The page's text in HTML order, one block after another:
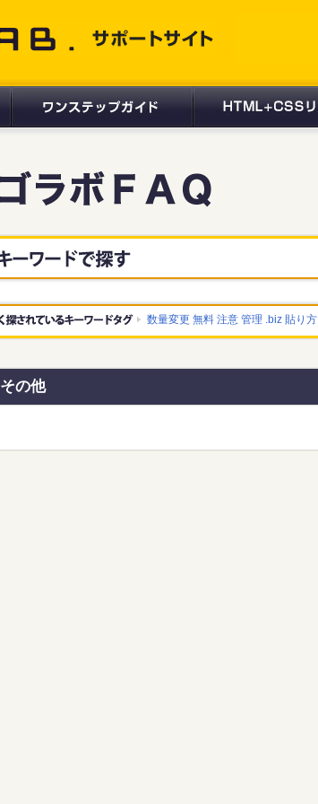
数量変更 無料 注意 管理 .biz 貼り方
その他